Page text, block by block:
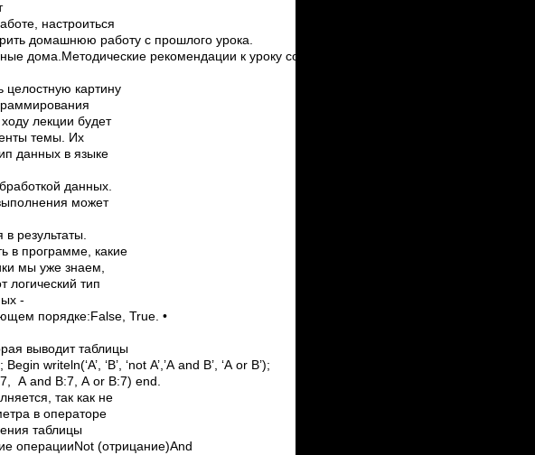
настроиться
домашнюю работу с прошлого урока.
дома.Методические рекомендации к уроку составила: Дикарева А.С. Учитель
картину
лекции будет
темы. Их
данных в языке
данных.
может
результаты.
в программе, какие
мы уже знаем,
тип
порядке:False, True. •
выводит таблицы
writeln(‘A’, ‘B’, ‘not A’,’A and B’, ‘A or B’);
A and B:7, A or B:7) end.
так как не
в операторе
таблицы
операцииNot (отрицание)And